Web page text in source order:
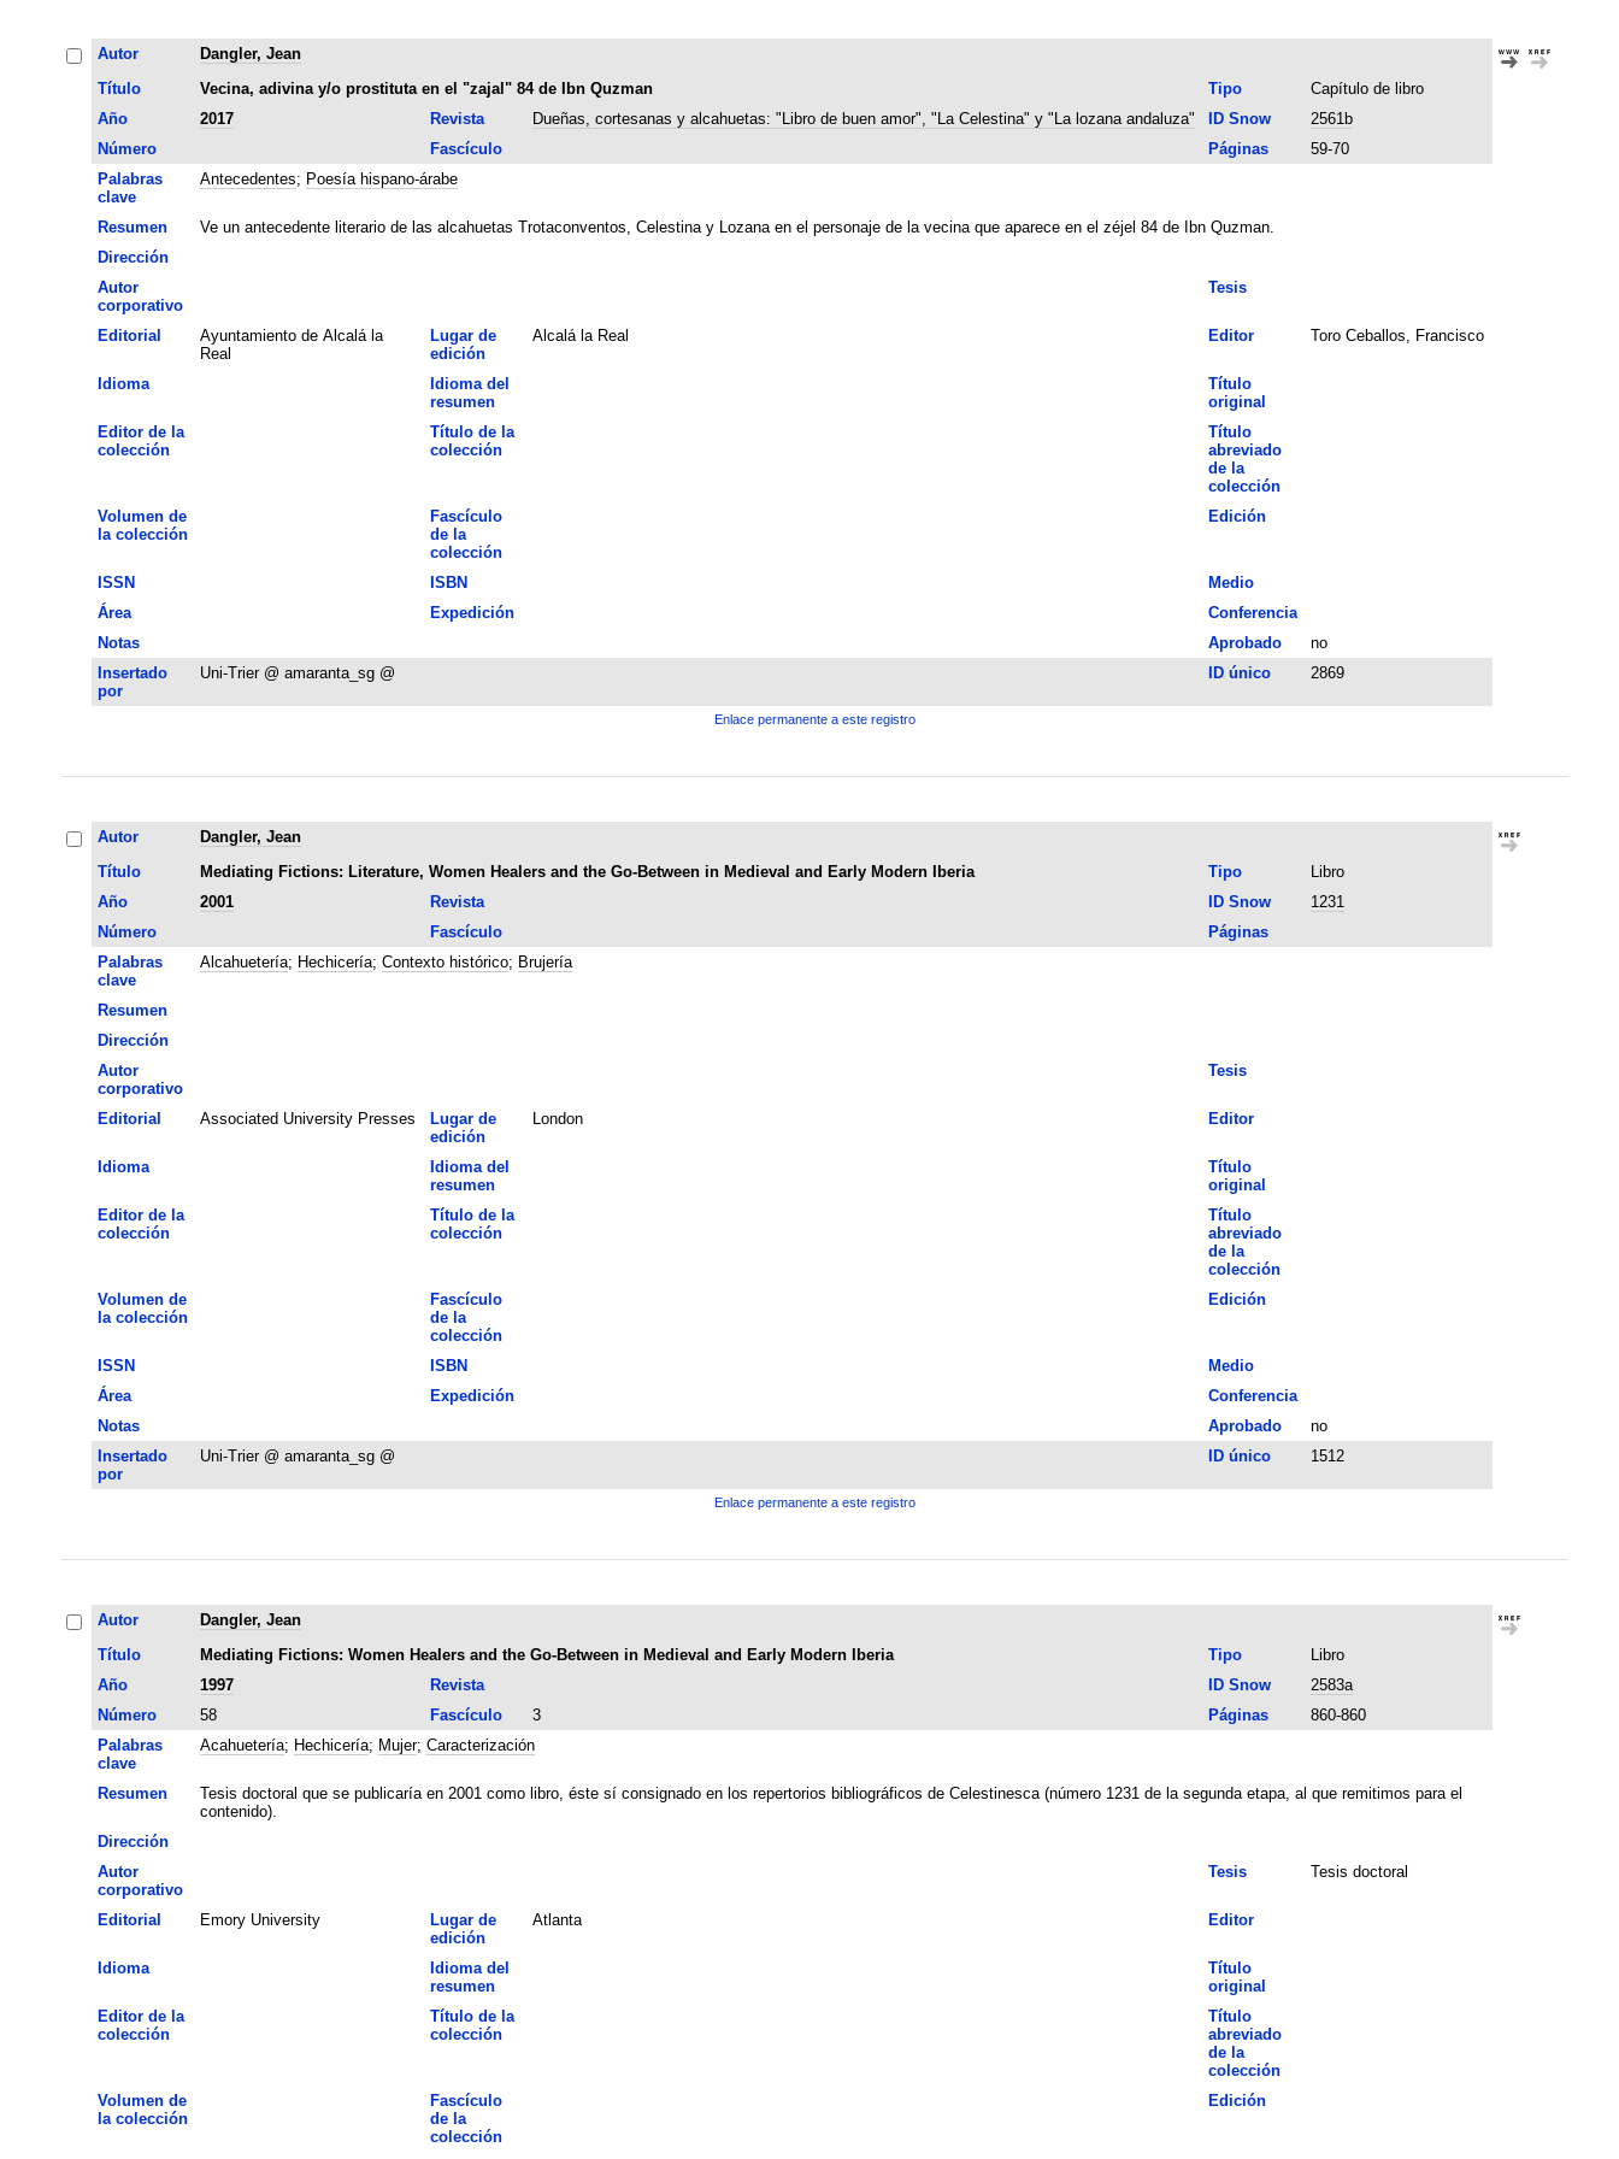
Autor
Dangler, Jean
Título
Vecina, adivina y/o prostituta en el "zajal" 84 de Ibn Quzman Tipo
Capítulo de libro
Año
2017 Revista Dueñas, cortesanas y alcahuetas: "Libro de buen amor", "La Celestina" y "La lozana andaluza" ID Snow
2561b
Número
Fascículo Páginas
59-70
Palabras
clave
Antecedentes; Poesía hispano-árabe
Resumen
Ve un antecedente literario de las alcahuetas Trotaconventos, Celestina y Lozana en el personaje de la vecina que aparece en el zéjel 84 de Ibn Quzman.
Dirección
Autor
corporativo
Tesis
Editorial
Ayuntamiento de Alcalá la
Real
Lugar de
edición
Alcalá la Real Editor Toro Ceballos, Francisco
Idioma
Idioma del
resumen
Título
original
Editor de la
colección
Título de la
colección
Título
abreviado
de la
colección
Volumen de
la colección
Fascículo
de la
colección
Edición
ISSN ISBN
Medio
Área
Expedición
Conferencia
Notas
Aprobado
no
Insertado
por
Uni-Trier @ amaranta_sg @ ID único 2869
Enlace permanente a este registro
Autor
Dangler, Jean
Título
Mediating Fictions: Literature, Women Healers and the Go-Between in Medieval and Early Modern Iberia Tipo
Libro
Año
2001 Revista ID Snow
1231
Número
Fascículo
Páginas
Palabras
clave
Alcahuetería; Hechicería; Contexto histórico; Brujería
Resumen
Dirección
Autor
corporativo
Tesis
Editorial Associated University Presses
Lugar de
edición
London Editor
Idioma
Idioma del
resumen
Título
original
Editor de la
colección
Título de la
colección
Título
abreviado
de la
colección
Volumen de
la colección
Fascículo
de la
colección
Edición
ISSN ISBN
Medio
Área
Expedición
Conferencia
Notas
Aprobado
no
Insertado
por
Uni-Trier @ amaranta_sg @ ID único 1512
Enlace permanente a este registro
Autor
Dangler, Jean
Título
Mediating Fictions: Women Healers and the Go-Between in Medieval and Early Modern Iberia Tipo
Libro
Año
1997 Revista ID Snow
2583a
Número
58 Fascículo 3 Páginas
860-860
Palabras
clave
Acahuetería; Hechicería; Mujer; Caracterización
Resumen
Tesis doctoral que se publicaría en 2001 como libro, éste sí consignado en los repertorios bibliográficos de Celestinesca (número 1231 de la segunda etapa, al que remitimos para el
contenido).
Dirección
Autor
corporativo
Tesis Tesis doctoral
Editorial Emory University
Lugar de
edición
Atlanta Editor
Idioma
Idioma del
resumen
Título
original
Editor de la
colección
Título de la
colección
Título
abreviado
de la
colección
Volumen de
la colección
Fascículo
de la
colección
Edición